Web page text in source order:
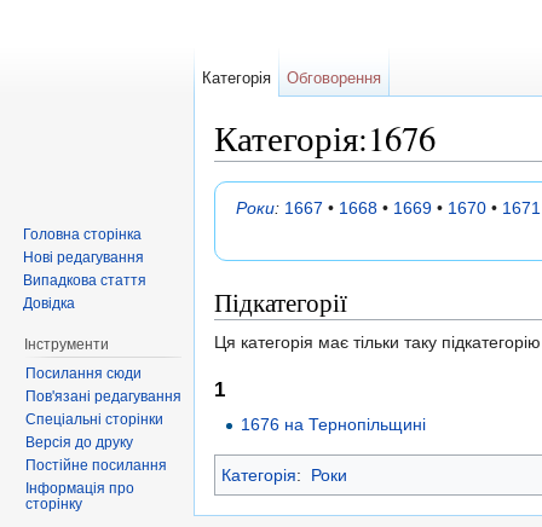
Категорія:1676
Роки: 1667 • 1668• 1669• 1670• 1671
Підкатегорії
Ця категорія має тільки таку
1
1676 на Тернопільщині
Категорія: Роки
Категорія Обговорення
Головна сторінка
Нові редагування
Випадкова стаття
Довідка
Інструменти
Посилання сюди
Пов'язані редагування
Спеціальні сторінки
Версія до друку
Постійне посилання
Інформація про
сторінку